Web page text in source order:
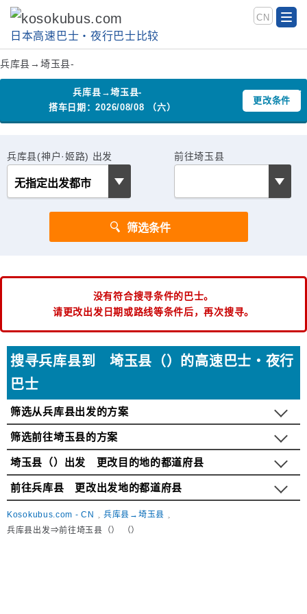
日本高速巴士‧夜行巴士比较
CN
兵库县→埼玉县-
兵库县→埼玉县-
搭车日期：2026/08/08 （六）
更改条件
兵库县(神户·姬路) 出发 前往埼玉县
没有符合搜寻条件的巴士。
请更改出发日期或路线等条件后，再次搜寻。
搜寻兵库县到 埼玉县（）的高速巴士・夜行
巴士
筛选从兵库县出发的方案
筛选前往埼玉县的方案
埼玉县（）出发 更改目的地的都道府县
前往兵库县 更改出发地的都道府县
Kosokubus.com - CN
兵库县→埼玉县
兵库县出发⇒前往埼玉县（） （）